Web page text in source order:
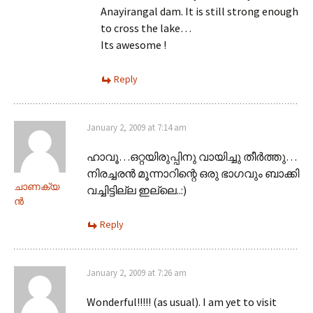
Anayirangal dam. It is still strong enough
to cross the lake…
Its awesome !
Reply
ചാണക്യ
ന്‍
January 2, 2009 at 7:14 am
ഹാവൂ…ഒറ്റയിരുപ്പിനു വായിച്ചു തീര്‍ത്തു…
നിരച്ചരന്‍ മൂന്നാറിന്റെ ഒരു ഭാഗവും ബാക്കി
വച്ചിട്ടില്ല ഇല്ലെ..:)
Reply
January 2, 2009 at 7:26 am
Wonderful!!!!! (as usual). I am yet to visit